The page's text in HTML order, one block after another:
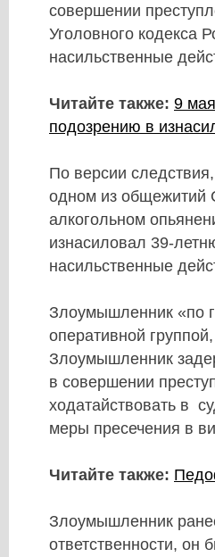
совершении
Уголовного кодекса
насильственные
Читайте также: 9
подозрению в
По версии
одном из общежитий
алкогольном
изнасиловал 39-
насильственные
Злоумышленник «по
оперативной
Злоумышленник
в совершении
ходатайствовать в
меры пресечения в
Читайте также:
Злоумышленник
ответственности, он